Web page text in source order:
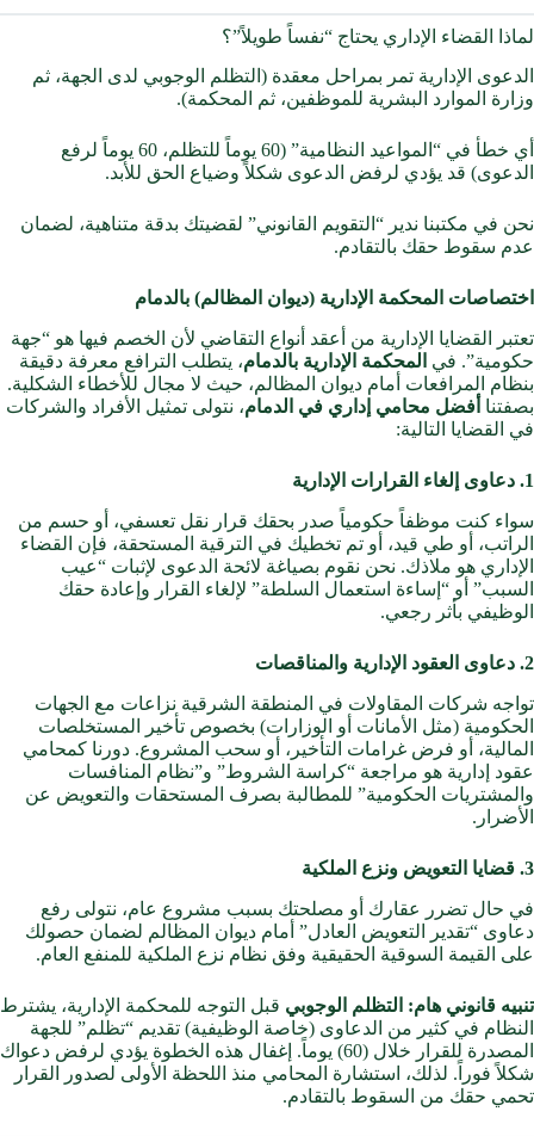
لماذا القضاء الإداري يحتاج “نفساً طويلاً”؟
الدعوى الإدارية تمر بمراحل معقدة (التظلم الوجوبي لدى الجهة، ثم
وزارة الموارد البشرية للموظفين، ثم المحكمة).
أي خطأ في “المواعيد النظامية” (60 يوماً للتظلم، 60 يوماً لرفع
الدعوى) قد يؤدي لرفض الدعوى شكلاً وضياع الحق للأبد.
نحن في مكتبنا ندير “التقويم القانوني” لقضيتك بدقة متناهية، لضمان
عدم سقوط حقك بالتقادم.
اختصاصات المحكمة الإدارية (ديوان المظالم) بالدمام
تعتبر القضايا الإدارية من أعقد أنواع التقاضي لأن الخصم فيها هو “جهة
حكومية”. في المحكمة الإدارية بالدمام، يتطلب الترافع معرفة دقيقة
بنظام المرافعات أمام ديوان المظالم، حيث لا مجال للأخطاء الشكلية.
بصفتنا أفضل محامي إداري في الدمام، نتولى تمثيل الأفراد والشركات
في القضايا التالية:
1. دعاوى إلغاء القرارات الإدارية
سواء كنت موظفاً حكومياً صدر بحقك قرار نقل تعسفي، أو حسم من
الراتب، أو طي قيد، أو تم تخطيك في الترقية المستحقة، فإن القضاء
الإداري هو ملاذك. نحن نقوم بصياغة لائحة الدعوى لإثبات “عيب
السبب” أو “إساءة استعمال السلطة” لإلغاء القرار وإعادة حقك
الوظيفي بأثر رجعي.
2. دعاوى العقود الإدارية والمناقصات
تواجه شركات المقاولات في المنطقة الشرقية نزاعات مع الجهات
الحكومية (مثل الأمانات أو الوزارات) بخصوص تأخير المستخلصات
المالية، أو فرض غرامات التأخير، أو سحب المشروع. دورنا كمحامي
عقود إدارية هو مراجعة “كراسة الشروط” و”نظام المنافسات
والمشتريات الحكومية” للمطالبة بصرف المستحقات والتعويض عن
الأضرار.
3. قضايا التعويض ونزع الملكية
في حال تضرر عقارك أو مصلحتك بسبب مشروع عام، نتولى رفع
دعاوى “تقدير التعويض العادل” أمام ديوان المظالم لضمان حصولك
على القيمة السوقية الحقيقية وفق نظام نزع الملكية للمنفع العام.
تنبيه قانوني هام: التظلم الوجوبي قبل التوجه للمحكمة الإدارية، يشترط
النظام في كثير من الدعاوى (خاصة الوظيفية) تقديم “تظلم” للجهة
المصدرة للقرار خلال (60) يوماً. إغفال هذه الخطوة يؤدي لرفض دعواك
شكلاً فوراً. لذلك، استشارة المحامي منذ اللحظة الأولى لصدور القرار
تحمي حقك من السقوط بالتقادم.